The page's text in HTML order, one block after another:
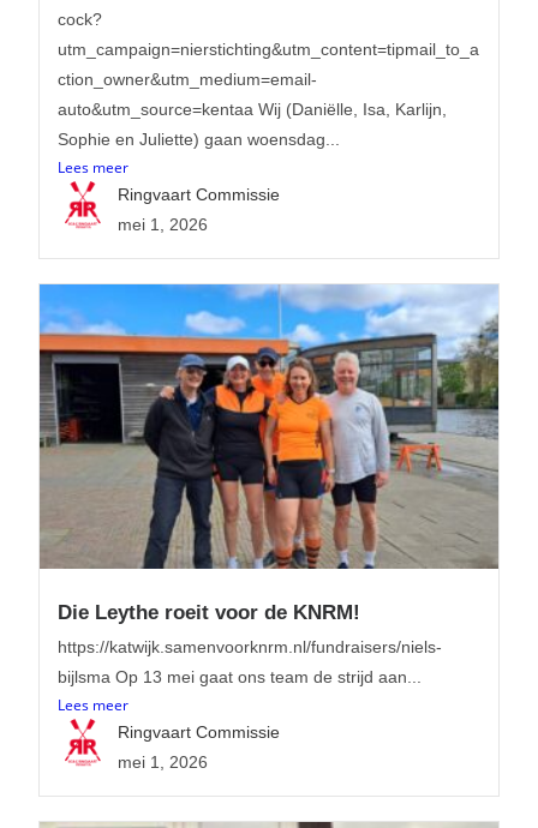
cock?
utm_campaign=nierstichting&utm_content=tipmail_to_a
ction_owner&utm_medium=email-
auto&utm_source=kentaa Wij (Daniëlle, Isa, Karlijn,
Sophie en Juliette) gaan woensdag...
Lees meer
Ringvaart Commissie
mei 1, 2026
Die Leythe roeit voor de KNRM!
https://katwijk.samenvoorknrm.nl/fundraisers/niels-
bijlsma Op 13 mei gaat ons team de strijd aan...
Lees meer
Ringvaart Commissie
mei 1, 2026